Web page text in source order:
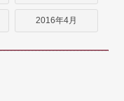
2016年4月